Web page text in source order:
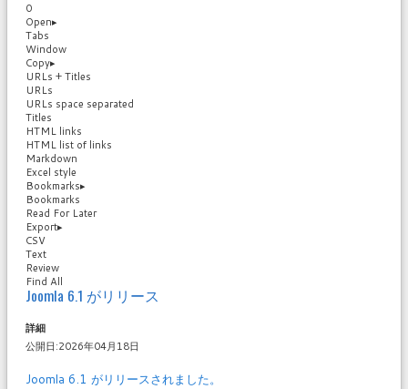
0
Open▸
Tabs
Window
Copy▸
URLs + Titles
URLs
URLs space separated
Titles
HTML links
HTML list of links
Markdown
Excel style
Bookmarks▸
Bookmarks
Read For Later
Export▸
CSV
Text
Review
Find All
Joomla 6.1 がリリース
詳細
公開日:2026年04月18日
Joomla 6.1 がリリースされました。